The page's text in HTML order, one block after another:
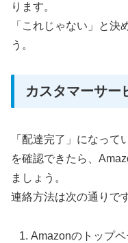
ります。
「これじゃない」と決
う。
カスタマーサー
「配達完了」になって
を確認できたら、
ましょう。
連絡方法は次の通りです
Amazonのトップペ